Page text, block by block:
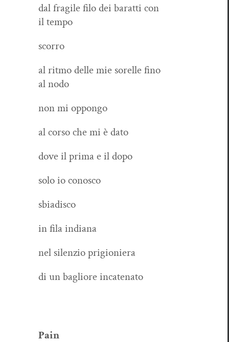
dal frag­ile filo dei barat­ti con
il tempo
scor­ro
al rit­mo delle mie sorelle fino
al nodo
non mi oppongo
al cor­so che mi è dato
dove il pri­ma e il dopo
solo io conosco
sbiadis­co
in fila indiana
nel silen­zio prigioniera
di un bagliore incatenato
Pain